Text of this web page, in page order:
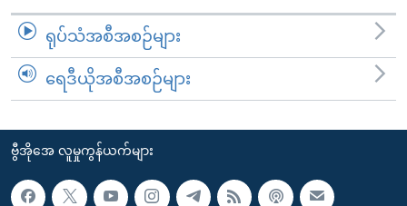
ရုပ်သံအစီအစဉ်များ
ရေဒီယိုအစီအစဉ်များ
ဗွီအိုအေ လူမှုကွန်ယက်များ